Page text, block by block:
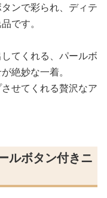
ンで彩られ、ディテ
です。
てくれる、パールボ
絶妙な一着。
せてくれる贅沢なア
ルボタン付きニ